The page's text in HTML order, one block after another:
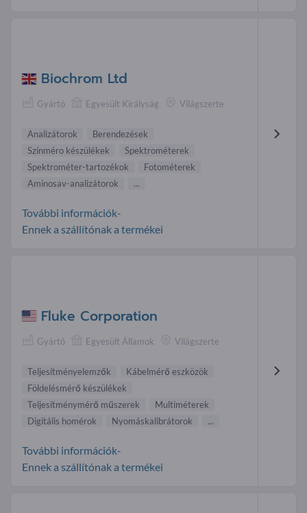
Biochrom Ltd
Gyártó Egyesült Királyság Világszerte
Analizátorok
Berendezések
Színméro készülékek
Spektrométerek
Spektrométer-tartozékok
Fotométerek
Aminosav-analizátorok
...
További információk-
Ennek a szállítónak a termékei
Fluke Corporation
Gyártó Egyesült Államok Világszerte
Teljesítményelemzők
Kábelmérő eszközök
Földelésmérő készülékek
Teljesítménymérő műszerek
Multiméterek
Digitális homérok
Nyomáskalibrátorok ...
További információk-
Ennek a szállítónak a termékei